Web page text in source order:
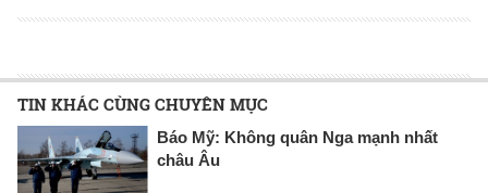
TIN KHÁC CÙNG CHUYÊN MỤC
Báo Mỹ: Không quân Nga mạnh nhất
châu Âu